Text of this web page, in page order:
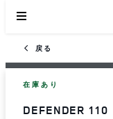
戻る
在庫あり
DEFENDER 110